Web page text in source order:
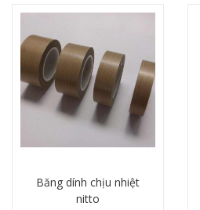
Băng dính chịu nhiệt
nitto